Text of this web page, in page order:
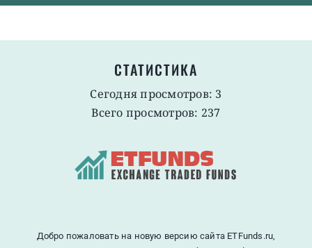
СТАТИСТИКА
Сегодня просмотров: 3
Всего просмотров: 237
Добро пожаловать на новую версию сайта ETFunds.ru,